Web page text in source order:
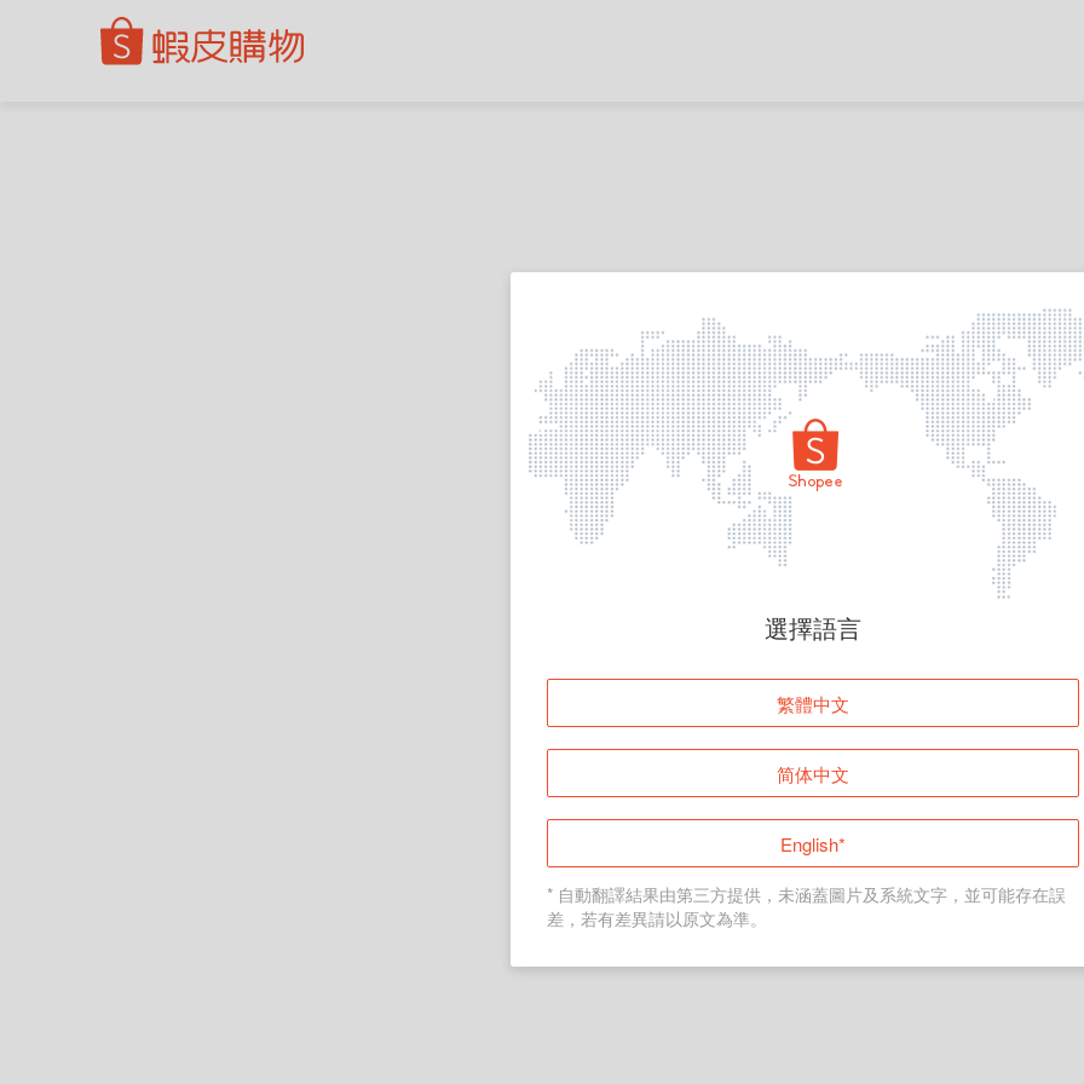
頁面無法顯示
登入
返回首頁
選擇語言
繁體中文
简体中文
English*
* 自動翻譯結果由第三方提供，未涵蓋圖片及系統文字，並可能存在誤
差，若有差異請以原文為準。